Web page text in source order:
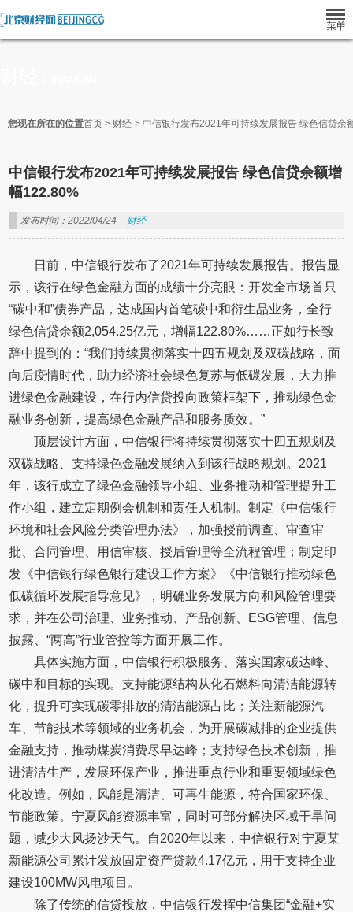
您现在所在的位置首页 > 财经 > 中信银行发布2021年可持续发展报告 绿色信贷余
中信银行发布2021年可持续发展报告 绿色信贷余额增
幅122.80%
发布时间：2022/04/24 财经
日前，中信银行发布了2021年可持续发展报告。报告显
示，该行在绿色金融方面的成绩十分亮眼：开发全市场首只
“碳中和”债券产品，达成国内首笔碳中和衍生品业务，全行
绿色信贷余额2,054.25亿元，增幅122.80%……正如行长致
辞中提到的：“我们持续贯彻落实十四五规划及双碳战略，面
向后疫情时代，助力经济社会绿色复苏与低碳发展，大力推
进绿色金融建设，在行内信贷投向政策框架下，推动绿色金
融业务创新，提高绿色金融产品和服务质效。”
顶层设计方面，中信银行将持续贯彻落实十四五规划及
双碳战略、支持绿色金融发展纳入到该行战略规划。2021
年，该行成立了绿色金融领导小组、业务推动和管理提升工
作小组，建立定期例会机制和责任人机制。制定《中信银行
环境和社会风险分类管理办法》，加强授前调查、审查审
批、合同管理、用信审核、授后管理等全流程管理；制定印
发《中信银行绿色银行建设工作方案》《中信银行推动绿色
低碳循环发展指导意见》，明确业务发展方向和风险管理要
求，并在公司治理、业务推动、产品创新、ESG管理、信息
披露、“两高”行业管控等方面开展工作。
具体实施方面，中信银行积极服务、落实国家碳达峰、
碳中和目标的实现。支持能源结构从化石燃料向清洁能源转
化，提升可实现碳零排放的清洁能源占比；关注新能源汽
车、节能技术等领域的业务机会，为开展碳减排的企业提供
金融支持，推动煤炭消费尽早达峰；支持绿色技术创新，推
进清洁生产，发展环保产业，推进重点行业和重要领域绿色
化改造。例如，风能是清洁、可再生能源，符合国家环保、
节能政策。宁夏风能资源丰富，同时可部分解决区域干旱问
题，减少大风扬沙天气。自2020年以来，中信银行对宁夏某
新能源公司累计发放固定资产贷款4.17亿元，用于支持企业
建设100MW风电项目。
除了传统的信贷投放，中信银行发挥中信集团“金融+实